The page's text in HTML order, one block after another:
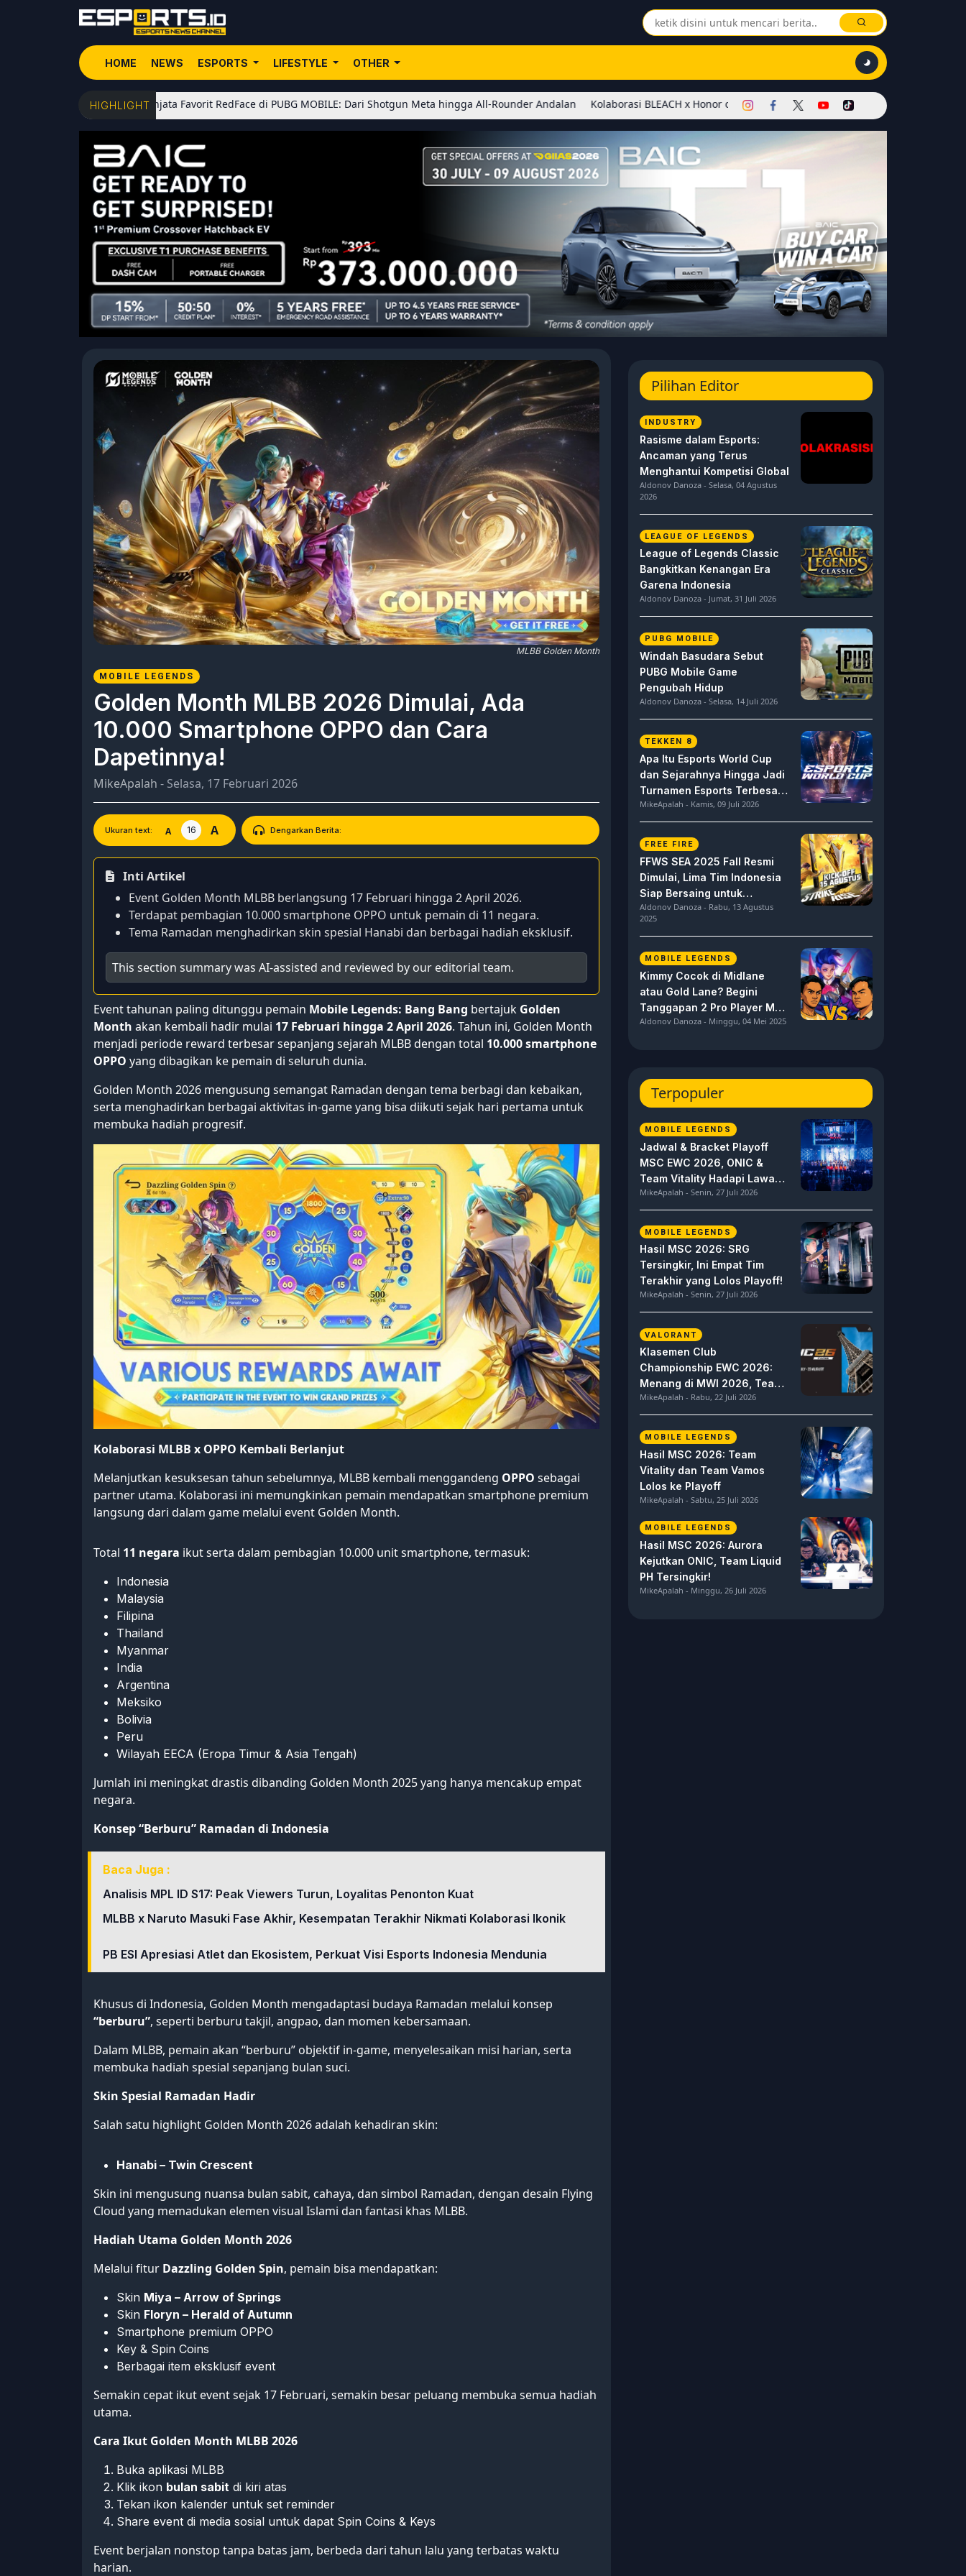
HOME NEWS ESPORTS LIFESTYLE OTHER
HIGHLIGHT
5 Senjata Favorit RedFace di PUBG MOBILE: Dari Shotgun Meta hingga All-Rounder Andalan Kolaborasi BLEACH x Honor of Kings Dimulai! Hadirkan Skin Soul Reaper, Mode Khusus,
MLBB Golden Month
MOBILE LEGENDS
Golden Month MLBB 2026 Dimulai, Ada
10.000 Smartphone OPPO dan Cara
Dapetinnya!
MikeApalah - Selasa, 17 Februari 2026
Ukuran text: A 16 A Dengarkan Berita:
Inti Artikel
Event Golden Month MLBB berlangsung 17 Februari hingga 2 April 2026.
Terdapat pembagian 10.000 smartphone OPPO untuk pemain di 11 negara.
Tema Ramadan menghadirkan skin spesial Hanabi dan berbagai hadiah eksklusif.
This section summary was AI-assisted and reviewed by our editorial team.
Event tahunan paling ditunggu pemain Mobile Legends: Bang Bang bertajuk Golden
Month akan kembali hadir mulai 17 Februari hingga 2 April 2026. Tahun ini, Golden Month
menjadi periode reward terbesar sepanjang sejarah MLBB dengan total 10.000 smartphone
OPPO yang dibagikan ke pemain di seluruh dunia.
Golden Month 2026 mengusung semangat Ramadan dengan tema berbagi dan kebaikan,
serta menghadirkan berbagai aktivitas in-game yang bisa diikuti sejak hari pertama untuk
membuka hadiah progresif.
Kolaborasi MLBB x OPPO Kembali Berlanjut
Melanjutkan kesuksesan tahun sebelumnya, MLBB kembali menggandeng OPPO sebagai
partner utama. Kolaborasi ini memungkinkan pemain mendapatkan smartphone premium
langsung dari dalam game melalui event Golden Month.
Total 11 negara ikut serta dalam pembagian 10.000 unit smartphone, termasuk:
Indonesia
Malaysia
Filipina
Thailand
Myanmar
India
Argentina
Meksiko
Bolivia
Peru
Wilayah EECA (Eropa Timur & Asia Tengah)
Jumlah ini meningkat drastis dibanding Golden Month 2025 yang hanya mencakup empat
negara.
Konsep “Berburu” Ramadan di Indonesia
Baca Juga :
Analisis MPL ID S17: Peak Viewers Turun, Loyalitas Penonton Kuat
MLBB x Naruto Masuki Fase Akhir, Kesempatan Terakhir Nikmati Kolaborasi Ikonik
PB ESI Apresiasi Atlet dan Ekosistem, Perkuat Visi Esports Indonesia Mendunia
Khusus di Indonesia, Golden Month mengadaptasi budaya Ramadan melalui konsep
“berburu”, seperti berburu takjil, angpao, dan momen kebersamaan.
Dalam MLBB, pemain akan “berburu” objektif in-game, menyelesaikan misi harian, serta
membuka hadiah spesial sepanjang bulan suci.
Skin Spesial Ramadan Hadir
Salah satu highlight Golden Month 2026 adalah kehadiran skin:
Hanabi – Twin Crescent
Skin ini mengusung nuansa bulan sabit, cahaya, dan simbol Ramadan, dengan desain Flying
Cloud yang memadukan elemen visual Islami dan fantasi khas MLBB.
Hadiah Utama Golden Month 2026
Melalui fitur Dazzling Golden Spin, pemain bisa mendapatkan:
Skin Miya – Arrow of Springs
Skin Floryn – Herald of Autumn
Smartphone premium OPPO
Key & Spin Coins
Berbagai item eksklusif event
Semakin cepat ikut event sejak 17 Februari, semakin besar peluang membuka semua hadiah
utama.
Cara Ikut Golden Month MLBB 2026
Buka aplikasi MLBB
Klik ikon bulan sabit di kiri atas
Tekan ikon kalender untuk set reminder
Share event di media sosial untuk dapat Spin Coins & Keys
Event berjalan nonstop tanpa batas jam, berbeda dari tahun lalu yang terbatas waktu
harian.
Pilihan Editor
INDUSTRY
Rasisme dalam Esports:
Ancaman yang Terus
Menghantui Kompetisi Global
Aldonov Danoza - Selasa, 04 Agustus
2026
LEAGUE OF LEGENDS
League of Legends Classic
Bangkitkan Kenangan Era
Garena Indonesia
Aldonov Danoza - Jumat, 31 Juli 2026
PUBG MOBILE
Windah Basudara Sebut
PUBG Mobile Game
Pengubah Hidup
Aldonov Danoza - Selasa, 14 Juli 2026
TEKKEN 8
Apa Itu Esports World Cup
dan Sejarahnya Hingga Jadi
Turnamen Esports Terbesar
di Dunia
MikeApalah - Kamis, 09 Juli 2026
FREE FIRE
FFWS SEA 2025 Fall Resmi
Dimulai, Lima Tim Indonesia
Siap Bersaing untuk
Dominasi
Aldonov Danoza - Rabu, 13 Agustus
2025
MOBILE LEGENDS
Kimmy Cocok di Midlane
atau Gold Lane? Begini
Tanggapan 2 Pro Player MPL
ID S15 ini
Aldonov Danoza - Minggu, 04 Mei 2025
Terpopuler
MOBILE LEGENDS
Jadwal & Bracket Playoff
MSC EWC 2026, ONIC &
Team Vitality Hadapi Lawan
Berat
MikeApalah - Senin, 27 Juli 2026
MOBILE LEGENDS
Hasil MSC 2026: SRG
Tersingkir, Ini Empat Tim
Terakhir yang Lolos Playoff!
MikeApalah - Senin, 27 Juli 2026
VALORANT
Klasemen Club
Championship EWC 2026:
Menang di MWI 2026, Team
Vitality Tempel Ketat NAVI
MikeApalah - Rabu, 22 Juli 2026
MOBILE LEGENDS
Hasil MSC 2026: Team
Vitality dan Team Vamos
Lolos ke Playoff
MikeApalah - Sabtu, 25 Juli 2026
MOBILE LEGENDS
Hasil MSC 2026: Aurora
Kejutkan ONIC, Team Liquid
PH Tersingkir!
MikeApalah - Minggu, 26 Juli 2026